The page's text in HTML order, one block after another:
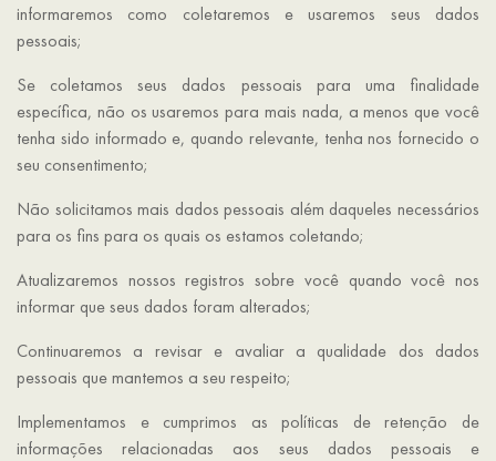
informaremos como coletaremos e usaremos seus dados
pessoais;
Se coletamos seus dados pessoais para uma finalidade
específica, não os usaremos para mais nada, a menos que você
tenha sido informado e, quando relevante, tenha nos fornecido o
seu consentimento;
Não solicitamos mais dados pessoais além daqueles necessários
para os fins para os quais os estamos coletando;
Atualizaremos nossos registros sobre você quando você nos
informar que seus dados foram alterados;
Continuaremos a revisar e avaliar a qualidade dos dados
pessoais que mantemos a seu respeito;
Implementamos e cumprimos as políticas de retenção de
informações relacionadas aos seus dados pessoais e